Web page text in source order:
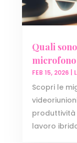
Quali
FEB 15, 2026
Scopri le
produttività
lavoro